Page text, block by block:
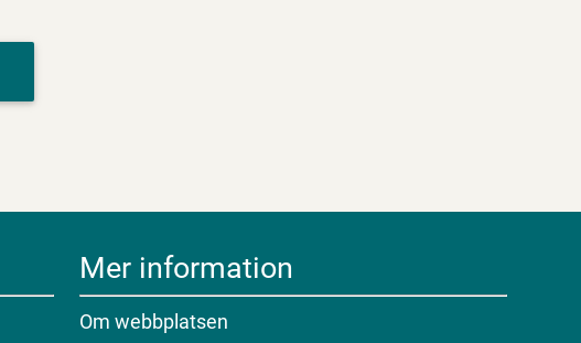
Mer information
Om webbplatsen